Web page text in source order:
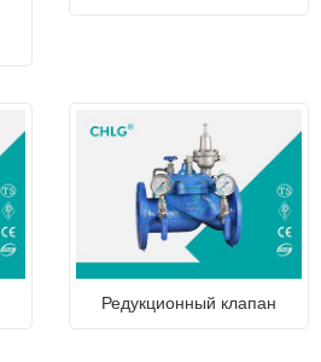
Редукционный клапан